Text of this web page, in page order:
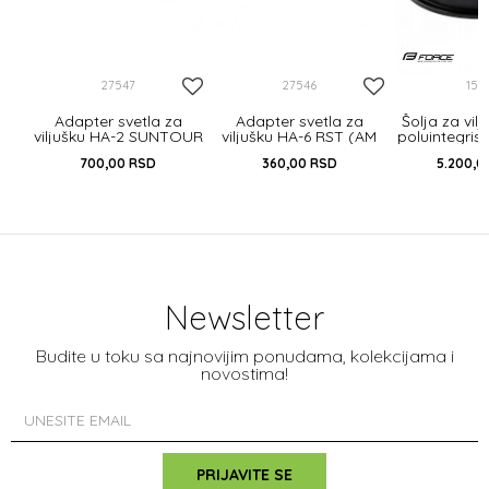
27547
Adapter svetla za
viljušku HA-2 SUNTOUR
700,00 RSD
27546
Adapter svetla za
viljušku HA-6 RST (AM
360,00 RSD
Šolja za
Newsletter
Budite u toku sa najnovijim ponudama, kolekcijama i
novostima!
PRIJAVITE SE